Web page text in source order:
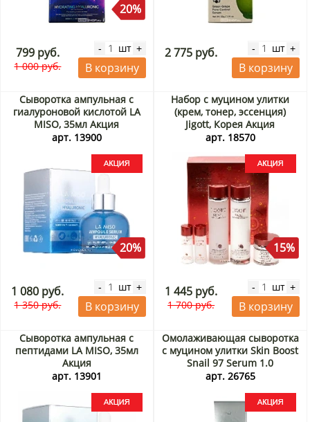
20%
799 руб.
1 000 руб.
- шт +
В корзину
2 775 руб. - шт +
В корзину
Сыворотка ампульная с
гиалуроновой кислотой LA
MISO, 35мл Акция
арт. 13900
20%
1 080 руб.
1 350 руб.
- шт +
В корзину
Набор с муцином улитки
(крем, тонер, эссенция)
Jigott, Корея Акция
арт. 18570
15%
1 445 руб.
1 700 руб.
- шт +
В корзину
Сыворотка ампульная с
пептидами LA MISO, 35мл
Акция
арт. 13901
Омолаживающая сыворотка
с муцином улитки Skin Boost
Snail 97 Serum 1.0
JMSolution, Корея, 30 мл
арт. 26765